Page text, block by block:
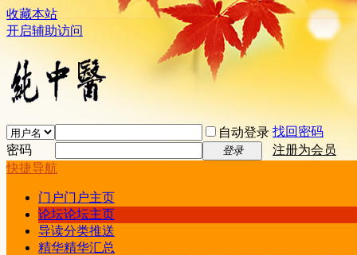
收藏本站
开启辅助访问
自动登录 找回密码
密码
登录
注册为会员
快捷导航
门户门户主页
论坛论坛主页
导读分类推送
精华精华汇总